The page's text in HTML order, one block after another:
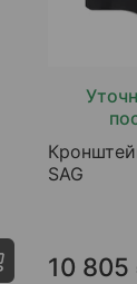
SAG
10 805